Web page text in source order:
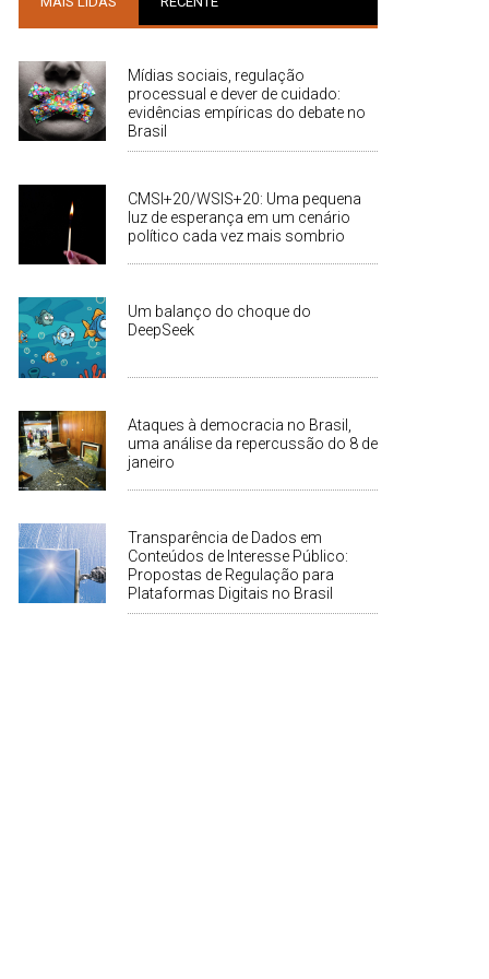
Mídias sociais, regulação
processual e dever de cuidado:
evidências empíricas do debate no
Brasil
CMSI+20/WSIS+20: Uma pequena
luz de esperança em um cenário
político cada vez mais sombrio
Um balanço do choque do
DeepSeek
Ataques à democracia no Brasil,
uma análise da repercussão do 8 de
janeiro
Transparência de Dados em
Conteúdos de Interesse Público:
Propostas de Regulação para
Plataformas Digitais no Brasil